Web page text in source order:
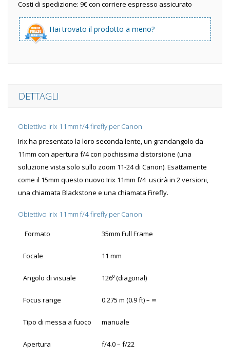
Costi di spedizione: 9€ con corriere espresso assicurato
Hai trovato il prodotto a meno?
DETTAGLI
Obiettivo Irix 11mm f/4 firefly per Canon
Irix ha presentato la loro seconda lente, un grandangolo da
11mm con apertura f/4 con pochissima distorsione (una
soluzione vista solo sullo zoom 11-24 di Canon). Esattamente
come il 15mm questo nuovo Irix 11mm f/4 uscirà in 2 versioni,
una chiamata Blackstone e una chiamata Firefly.
Obiettivo Irix 11mm f/4 firefly per Canon
Formato 35mm Full Frame
Focale 11 mm
Angolo di visuale 126⁰ (diagonal)
Focus range 0.275 m (0.9 ft) – ∞
Tipo di messa a fuoco manuale
Apertura f/4.0 – f/22